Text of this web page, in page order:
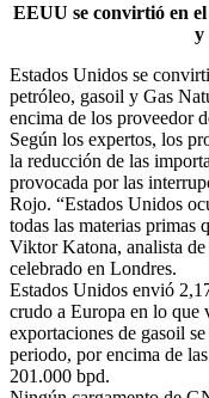
EEUU se convirtió en
y
Estados Unidos se
petróleo, gasoil y Gas
encima de los proveedor
Según los expertos, los
la reducción de las
provocada por las
Rojo. “Estados Unidos
todas las materias primas
Viktor Katona, analista
celebrado en Londres.
Estados Unidos envió
crudo a Europa en lo que
exportaciones de gasoil
periodo, por encima de
201.000 bpd.